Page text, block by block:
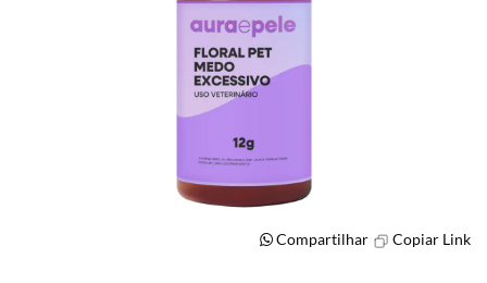
Compartilhar Copiar Link